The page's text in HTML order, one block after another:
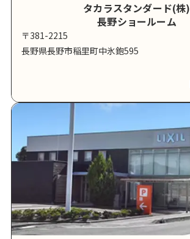
タカラスタンダード(株)
長野ショールーム
〒381-2215
長野県長野市稲里町中氷鉋595